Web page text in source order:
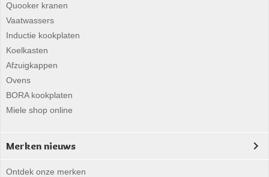
Quooker kranen
Vaatwassers
Inductie kookplaten
Koelkasten
Afzuigkappen
Ovens
BORA kookplaten
Miele shop online
Merken nieuws
Ontdek onze merken